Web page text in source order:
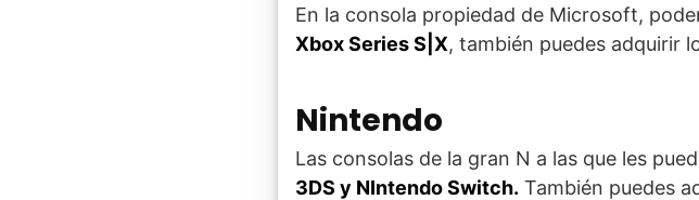
En la consola propiedad de Microsoft,
Xbox Series S|X, también puedes adquirir
Nintendo
Las consolas de la gran N a las que les
3DS y NIntendo Switch. También puedes